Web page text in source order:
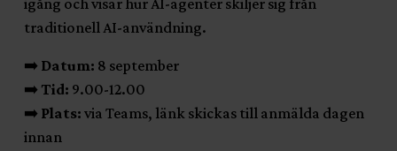
igång och visar hur AI-agenter skiljer sig från
traditionell AI-användning.
➡️ Datum: 8 september
➡️ Tid: 9.00-12.00
➡️ Plats: via Teams, länk skickas till anmälda dagen
innan